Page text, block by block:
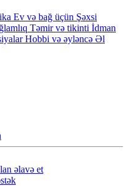
Ev və bağ üçün Şəxsi
Təmir və tikinti İdman
Hobbi və əyləncə Əl
əlavə et